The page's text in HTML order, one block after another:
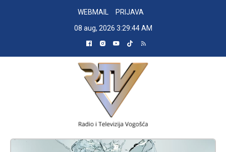
WEBMAIL
PRIJAVA
08 aug, 2026 3:29:45 AM
RADIO TELEVIZIJA VOGOŠĆA